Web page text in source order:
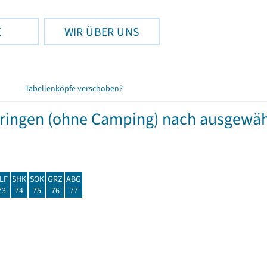
WIR ÜBER UNS
Tabellenköpfe verschoben?
(ohne Camping) nach
SHK
74
SOK
75
GRZ
76
ABG
77